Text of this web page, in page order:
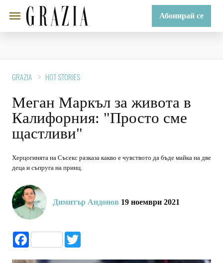
Абонирай се
GRAZIA HOT STORIES
Меган Маркъл за живота в
Калифорния: "Просто сме
щастливи"
Херцогинята на Съсекс разказа какво е чувството да бъде майка на две
деца и съпруга на принц.
Димитър Андонов 19 ноември 2021
Facebook